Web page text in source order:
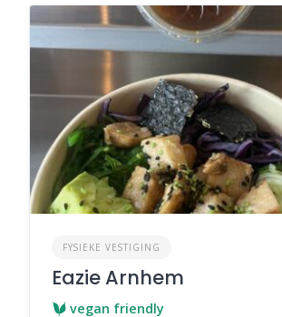
FYSIEKE VESTIGING
Eazie Arnhem
vegan friendly